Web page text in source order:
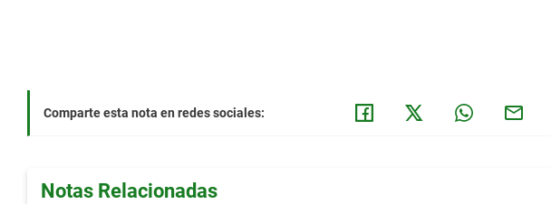
Comparte esta nota en redes sociales:
Notas Relacionadas